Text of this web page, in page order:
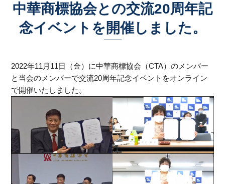
中華商標協会との交流20周年記
念イベントを開催しました。
2022年11月11日（金）に中華商標協会（CTA）のメンバー
と当会のメンバーで交流20周年記念イベントをオンライン
で開催いたしました。